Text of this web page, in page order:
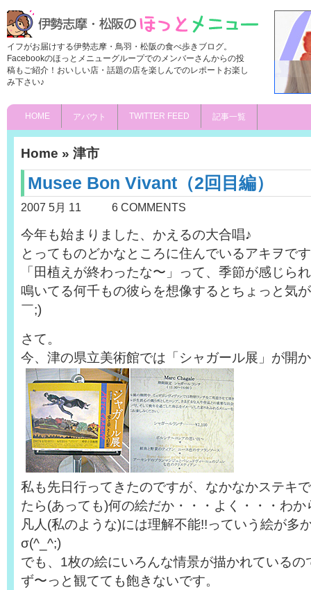
イフがお届けする伊勢志摩・鳥羽・松阪の食べ歩きブログ。
Facebookのほっとメニューグループでのメンバーさんからの投
稿もご紹介！おいしい店・話題の店を楽しんでのレポートお楽し
み下さい♪
HOME アバウト TWITTER FEED 記事一覧
Home » 津市
Musee Bon Vivant（2回目編）
2007 5月 11 6 COMMENTS
今年も始まりました、かえるの大合唱♪
とってものどかなところに住んでいるアキヲで
「田植えが終わったな〜」って、季節が感じら
鳴いてる何千もの彼らを想像するとちょっと気
￣;)
さて。
今、津の県立美術館では「シャガール展」が開
私も先日行ってきたのですが、なかなかステキ
たら(あっても)何の絵だか・・・よく・・・わ
凡人(私のような)には理解不能!!っていう絵が多
σ(^_^;)
でも、1枚の絵にいろんな情景が描かれているの
ず〜っと観てても飽きないです。